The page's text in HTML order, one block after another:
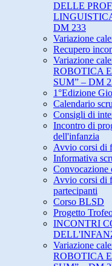
DELLE
DM 233
Variazione
Recupero
Variazione
ROBOTICA
SUM” – DM
1°Edizione
Calendario
Consigli di
Incontro di
dell'infanzia
Avvio corsi di
Informativa
Convocazione
Avvio corsi di
partecipanti
Corso BLSD
Progetto
INCONTRI
Variazione
ROBOTICA